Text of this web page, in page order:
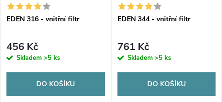
EDEN 316 - vnitřní filtr
456 Kč
Skladem >5 ks
DO KOŠÍKU
EDEN 344 - vnitřní filtr
761 Kč
Skladem >5 ks
DO KOŠÍKU